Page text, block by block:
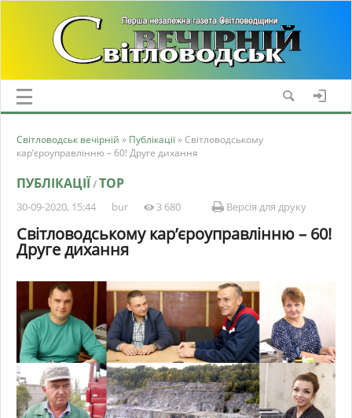
Світловодськ вечірній » Публікації» Світловодському
кар’єроуправлінню – 60! Друге дихання
ПУБЛІКАЦІЇ/TOP
30-09-2020, 15:44 bur 3 680 Версія для друку
Світловодському кар’єроуправлінню – 60!
Друге дихання